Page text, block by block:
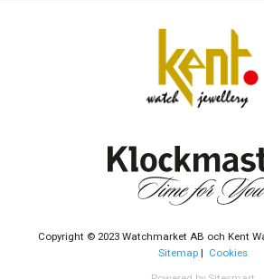
Copyright © 2023 Watchmarket AB och Kent
Sitemap| Cookies